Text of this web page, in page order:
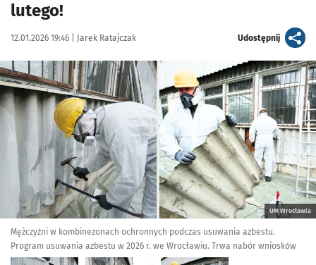
lutego!
Data publikacji:
12.01.2026 19:46 | Autor:
Jarek Ratajczak Udostępnijartykuł
Kliknij, aby zobaczyć galerię
UM Wrocławia
Mężczyźni w kombinezonach ochronnych podczas usuwania azbestu.
Program usuwania azbestu w 2026 r. we Wrocławiu. Trwa nabór wniosków